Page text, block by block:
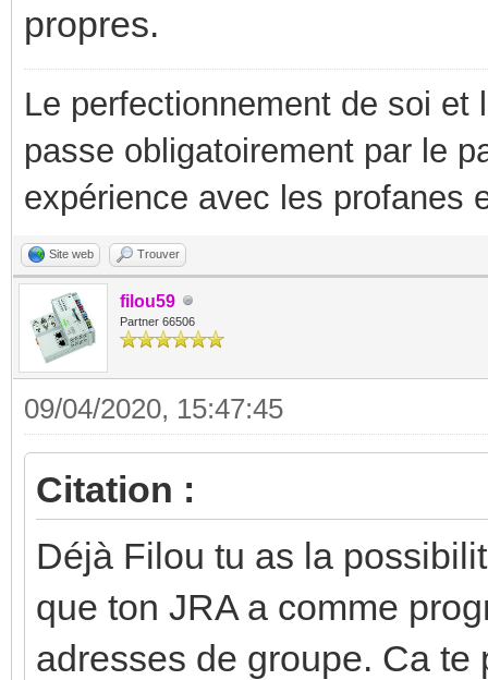
propres.
Le perfectionnement de soi
passe obligatoirement par le
expérience avec les profanes
Site web Trouver
filou59
Partner 66506
09/04/2020, 15:47:45
Citation :
Déjà Filou tu as la
que ton JRA a comme
adresses de groupe. Ca te